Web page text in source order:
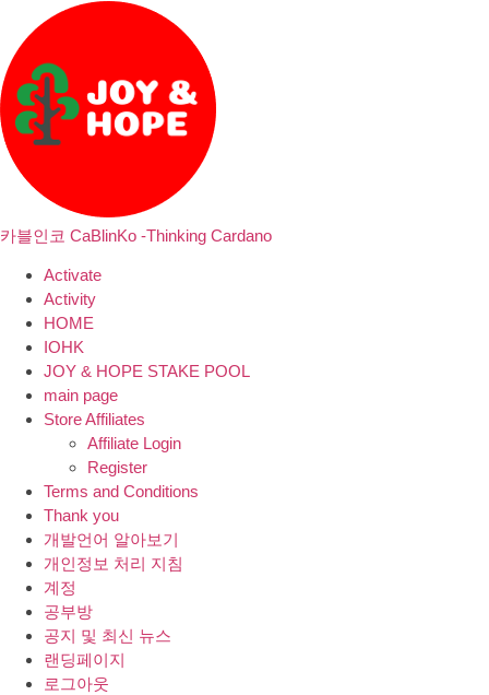
카블인코 CaBlinKo -Thinking Cardano
Activate
Activity
HOME
IOHK
JOY & HOPE STAKE POOL
main page
Store Affiliates
Affiliate Login
Register
Terms and Conditions
Thank you
개발언어 알아보기
개인정보 처리 지침
계정
공부방
공지 및 최신 뉴스
랜딩페이지
로그아웃